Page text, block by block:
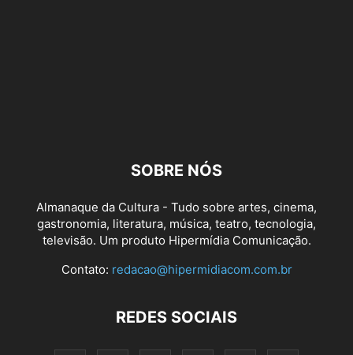
SOBRE NÓS
Almanaque da Cultura - Tudo sobre artes, cinema,
gastronomia, literatura, música, teatro, tecnologia,
televisão. Um produto Hipermídia Comunicação.
Contato: redacao@hipermidiacom.com.br
REDES SOCIAIS